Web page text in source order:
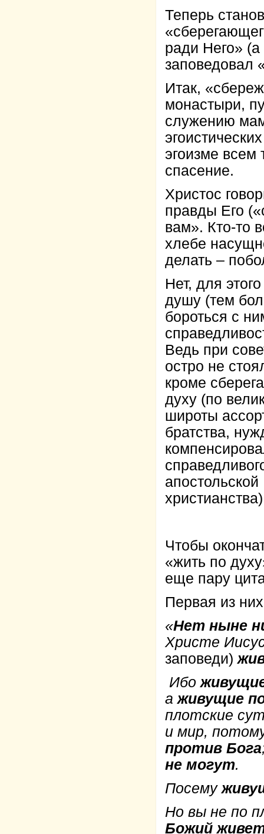
Теперь
ради Него» (а
заповедовал
Итак,
монастыри,
служению
эгоизме
спасение.
Христос
правды Его
вам». Кто-то
хлебе
делать –
Нет, для
душу (тем
бороться с
Ведь при
остро не
кроме
духу (по
широты
братства,
Чтобы
«жить по
еще пару
Первая из
«Нет ныне
Христе
заповеди)
Ибо
а живущие
плотские
и мир,
против Бога
не могут.
Посему
Но вы не по
Божий